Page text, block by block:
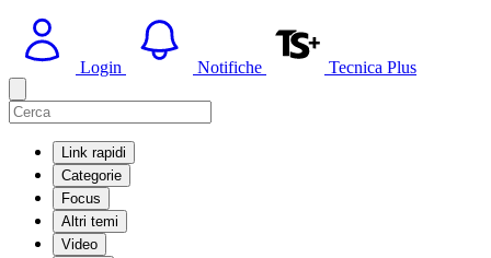
Login Notifiche Tecnica Plus
Link rapidi
Categorie
Focus
Altri temi
Video